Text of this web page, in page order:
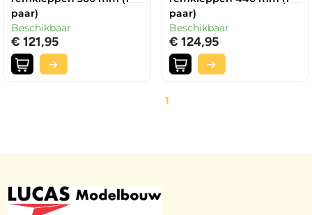
paar)
Beschikbaar
€ 121,95
paar)
Beschikbaar
€ 124,95
1